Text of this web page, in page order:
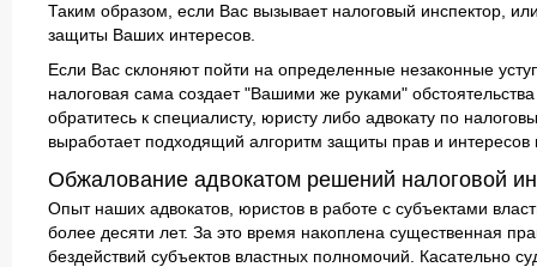
Таким образом, если Вас вызывает налоговый инспектор,
защиты Ваших интересов.
Если Вас склоняют пойти на определенные незаконные
налоговая сама создает "Вашими же руками"
обратитесь к специалисту, юристу либо адвокату по
выработает подходящий алгоритм защиты прав и интересов
Обжалование адвокатом решений налоговой
Опыт наших адвокатов, юристов в работе с субъектами
более десяти лет. За это время накоплена существенная
бездействий субъектов властных полномочий. Касательно